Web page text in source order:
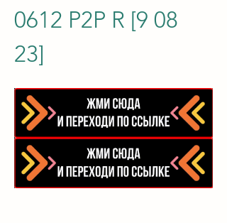
0612 P2P R [9 08
23]